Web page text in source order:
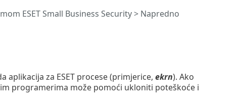
ESET Small Business Security> Napredno
za ESET procese (primjerice, ekrn). Ako
programerima može pomoći ukloniti poteškoće i